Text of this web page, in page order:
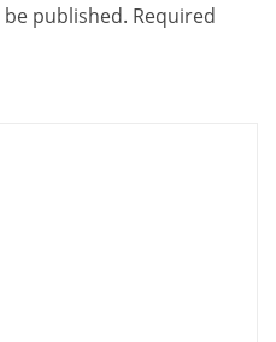
published. Required